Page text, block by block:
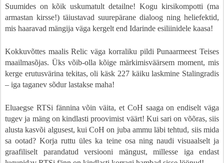
Suumides on kõik uskumatult detailne! Kogu kirsikompotti (ma
armastan kirsse!) täiustavad suurepärane dialoog ning heliefektid,
mis haaravad mängija väga kergelt end Idarinde esiliinidele kaasa!
Kokkuvõttes maalis Relic väga korraliku pildi Punaarmeest Teises
maailmasõjas. Üks võib-olla kõige märkimisväärsem moment, mis
kerge erutusvärina tekitas, oli käsk 227 käiku laskmine Stalingradis
– iga taganev sõdur lastakse maha!
Eluaegse RTSi fännina võin väita, et CoH saaga on endiselt väga
tugev ja mäng on kindlasti proovimist väärt! Kui sari on võõras, siis
alusta kasvõi algusest, kui CoH on juba ammu läbi tehtud, siis mida
sa ootad? Korja ruttu üles ka teine osa ning naudi visuaalselt ja
graafiliselt parandatud versiooni mängust, millesse iga endast